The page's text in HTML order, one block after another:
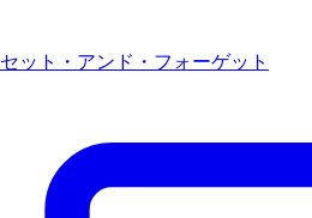
セット・アンド・フォーゲット